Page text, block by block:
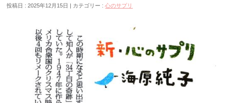
投稿日 : 2025年12月15日 | カテゴリー :心のサプリ